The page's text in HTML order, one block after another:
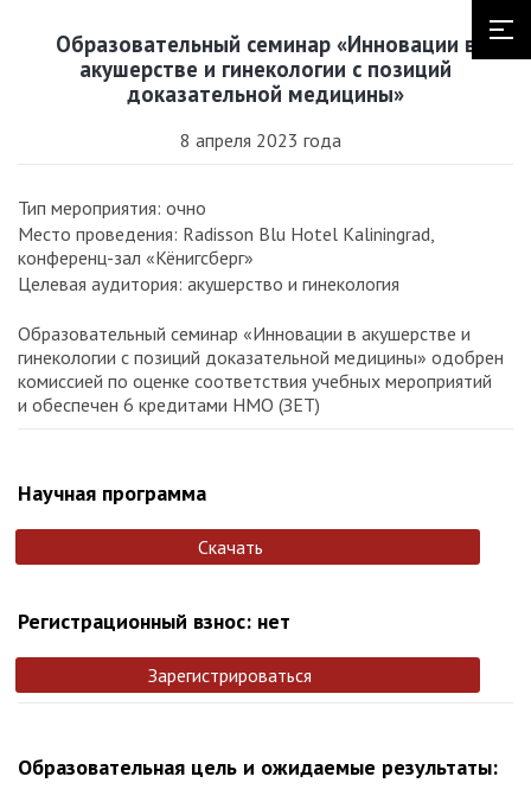
Образовательный семинар «Инновации в
акушерстве и гинекологии с позиций
доказательной медицины»
8 апреля 2023 года
Тип мероприятия: очно
Место проведения: Radisson Blu Hotel Kaliningrad,
конференц-зал «Кёнигсберг»
Целевая аудитория: акушерство и гинекология
Образовательный семинар «Инновации в акушерстве и
гинекологии с позиций доказательной медицины» одобрен
комиссией по оценке соответствия учебных мероприятий
и обеспечен 6 кредитами НМО (ЗЕТ)
Научная программа
Скачать
Регистрационный взнос: нет
Зарегистрироваться
Образовательная цель и ожидаемые результаты: